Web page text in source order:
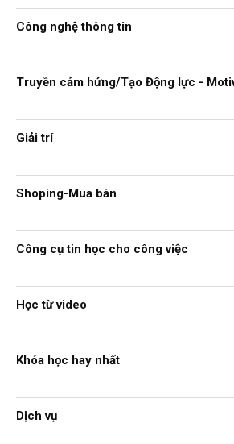
Công nghệ thông tin
Truyền cảm hứng/Tạo Động lực -
Giải trí
Shoping-Mua bán
Công cụ tin học cho công việc
Học từ video
Khóa học hay nhất
Dịch vụ